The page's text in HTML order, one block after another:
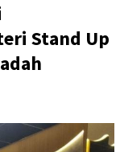
Stand Up